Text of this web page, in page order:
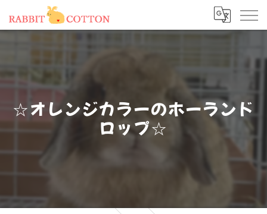
☆オレンジカラーのホーランド
ロップ☆